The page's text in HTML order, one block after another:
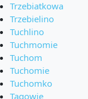
Trzebiatkowa
Trzebielino
Tuchlino
Tuchmomie
Tuchom
Tuchomie
Tuchomko
Tągowie